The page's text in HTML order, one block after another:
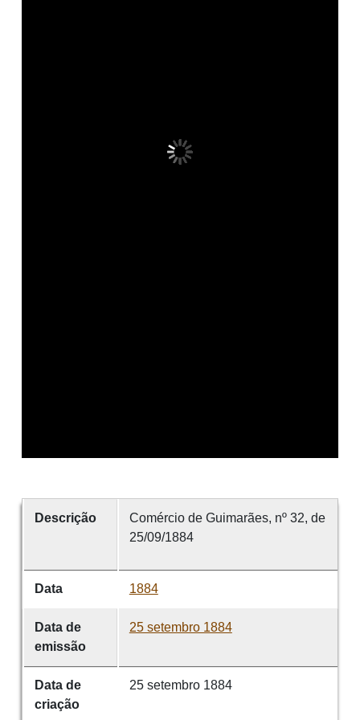
Descrição
Comércio de Guimarães, nº 32, de
25/09/1884
Data 1884
Data de
emissão
25 setembro 1884
Data de
criação
25 setembro 1884